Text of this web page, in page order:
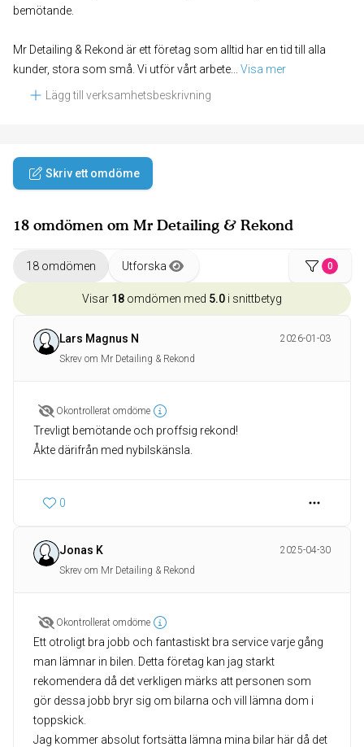
bemötande.
Mr Detailing & Rekond är ett företag som alltid har en tid till alla
kunder, stora som små. Vi utför vårt arbete
Visa mer
Lägg till verksamhetsbeskrivning
Skriv ett omdöme
18 omdömen om Mr Detailing & Rekond
18 omdömen Utforska 0
Visar 18 omdömen med 5.0 i snittbetyg
Lars Magnus N
2026-01-03
Skrev om Mr Detailing & Rekond
Okontrollerat omdöme
Trevligt bemötande och proffsig rekond!
Åkte därifrån med nybilskänsla.
0
Jonas K
2025-04-30
Skrev om Mr Detailing & Rekond
Okontrollerat omdöme
Ett otroligt bra jobb och fantastiskt bra service varje gång
man lämnar in bilen. Detta företag kan jag starkt
rekomendera då det verkligen märks att personen som
gör dessa jobb bryr sig om bilarna och vill lämna dom i
toppskick.
Jag kommer absolut fortsätta lämna mina bilar här då det